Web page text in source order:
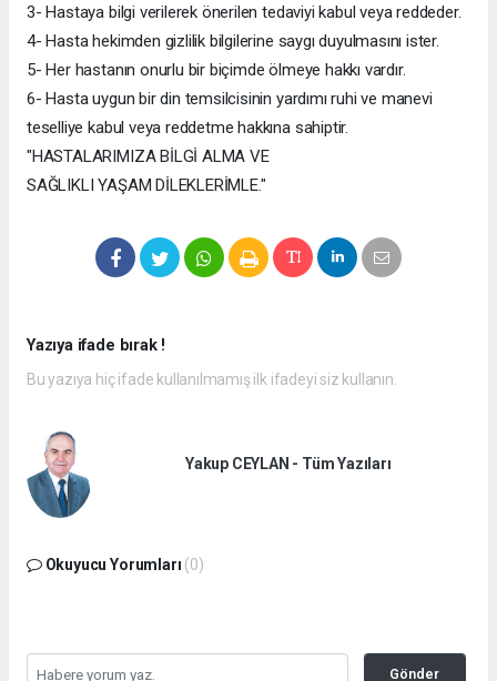
3- Hastaya bilgi verilerek önerilen tedaviyi kabul veya reddeder.
4- Hasta hekimden gizlilik bilgilerine saygı duyulmasını ister.
5- Her hastanın onurlu bir biçimde ölmeye hakkı vardır.
6- Hasta uygun bir din temsilcisinin yardımı ruhi ve manevi
teselliye kabul veya reddetme hakkına sahiptir.
"HASTALARIMIZA BİLGİ ALMA VE
SAĞLIKLI YAŞAM DİLEKLERİMLE."
Yazıya ifade bırak !
Bu yazıya hiç ifade kullanılmamış ilk ifadeyi siz kullanın.
Yakup CEYLAN - Tüm Yazıları
Okuyucu Yorumları (0)
Gönder